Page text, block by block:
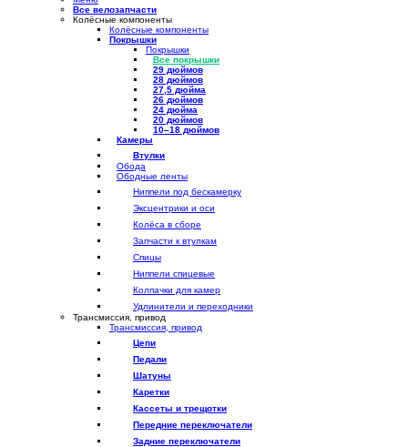
Все велозапчасти
Колёсные компоненты
Колёсные компоненты
Покрышки
Покрышки
Все покрышки
29 дюймов
28 дюймов
27,5 дюйма
26 дюймов
24 дюйма
20 дюймов
10–18 дюймов
Камеры
Втулки
Обода
Ободные ленты
Ниппели под бескамерку
Эксцентрики и оси
Колёса в сборе
Запчасти к втулкам
Спицы
Ниппели спицевые
Колпачки для камер
Удлинители и переходники
Трансмиссия, привод
Трансмиссия, привод
Цепи
Педали
Шатуны
Каретки
Кассеты и трещотки
Передние переключатели
Задние переключатели